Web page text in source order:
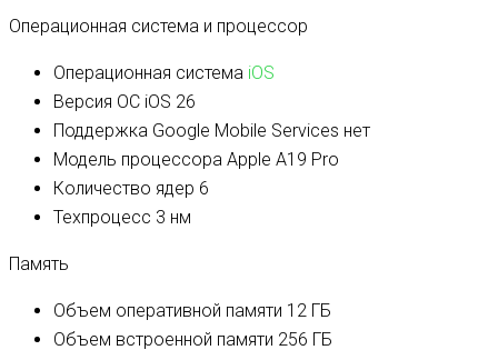
Операционная система и процессор
Операционная система iOS
Версия ОС iOS 26
Поддержка Google Mobile Services нет
Модель процессора Apple A19 Pro
Количество ядер 6
Техпроцесс 3 нм
Память
Объем оперативной памяти 12 ГБ
Объем встроенной памяти 256 ГБ